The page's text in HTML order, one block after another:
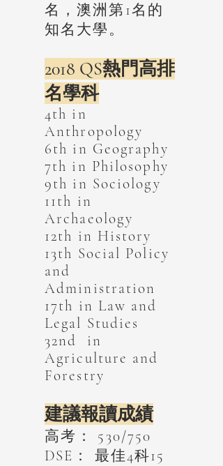
名，澳洲第1名的
知名大學。
2018 QS熱門高排
名學科
4th in
Anthropology
6th in Geography
7th in Philosophy
9th in Sociology
11th in
Archaeology
12th in History
13th Social Policy
and
Administration
17th in Law and
Legal Studies
32nd in
Agriculture and
Forestry
建議報讀成績
高考： 530/750
DSE： 最佳4科15